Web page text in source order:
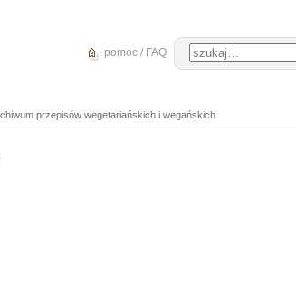
pomoc / FAQ
przepisów wegetariańskich i wegańskich